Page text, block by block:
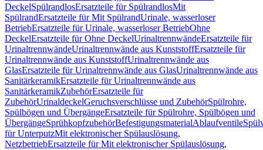
DeckelSpülrandlosErsatzteile für SpülrandlosMit
SpülrandErsatzteile für Mit SpülrandUrinale, wasserloser
BetriebErsatzteile für Urinale, wasserloser BetriebOhne
DeckelErsatzteile für Ohne DeckelUrinaltrennwändeErsatzteile für
UrinaltrennwändeUrinaltrennwände aus KunststoffErsatzteile für
Urinaltrennwände aus KunststoffUrinaltrennwände aus
GlasErsatzteile für Urinaltrennwände aus GlasUrinaltrennwände aus
SanitärkeramikErsatzteile für Urinaltrennwände aus
SanitärkeramikZubehörErsatzteile für
ZubehörUrinaldeckelGeruchsverschlüsse und ZubehörSpülrohre,
Spülbögen und ÜbergängeErsatzteile für Spülrohre, Spülbögen und
ÜbergängeSprühkopfzubehörBefestigungsmaterialAblaufventile
für UnterputzMit elektronischer Spülauslösung,
NetzbetriebErsatzteile für Mit elektronischer Spülauslösung,